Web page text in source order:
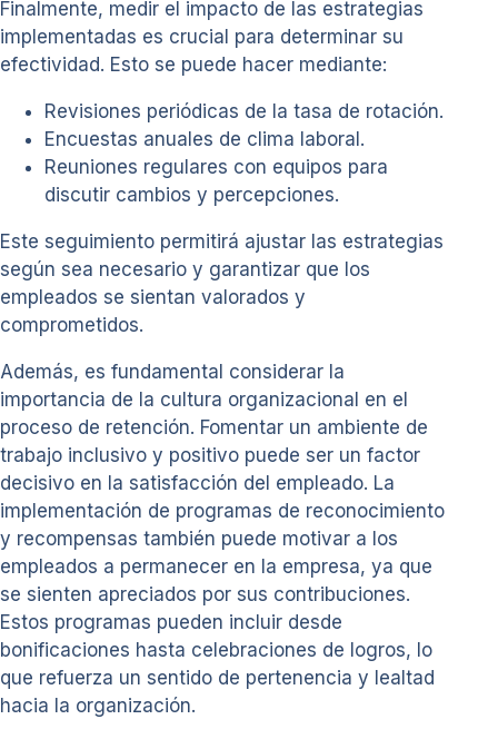
Finalmente, medir el impacto de las estrategias
implementadas es crucial para determinar su
efectividad. Esto se puede hacer mediante:
Revisiones periódicas de la tasa de rotación.
Encuestas anuales de clima laboral.
Reuniones regulares con equipos para
discutir cambios y percepciones.
Este seguimiento permitirá ajustar las estrategias
según sea necesario y garantizar que los
empleados se sientan valorados y
comprometidos.
Además, es fundamental considerar la
importancia de la cultura organizacional en el
proceso de retención. Fomentar un ambiente de
trabajo inclusivo y positivo puede ser un factor
decisivo en la satisfacción del empleado. La
implementación de programas de reconocimiento
y recompensas también puede motivar a los
empleados a permanecer en la empresa, ya que
se sienten apreciados por sus contribuciones.
Estos programas pueden incluir desde
bonificaciones hasta celebraciones de logros, lo
que refuerza un sentido de pertenencia y lealtad
hacia la organización.